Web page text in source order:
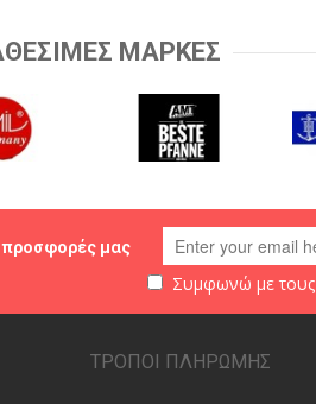
ΜΑΡΚΕΣ
προσφορές μας
Συμφωνώ με τους
ΤΡΟΠΟΙ ΠΛΗΡΩΜΗΣ